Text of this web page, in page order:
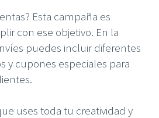
Esta campaña es
con ese objetivo. En la
puedes incluir diferentes
y cupones especiales para
uses toda tu creatividad y